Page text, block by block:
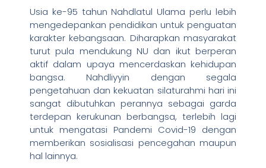
Usia ke-95 tahun Nahdlatul Ulama perlu lebih
mengedepankan pendidikan untuk penguatan
karakter kebangsaan. Diharapkan masyarakat
turut pula mendukung NU dan ikut berperan
aktif dalam upaya mencerdaskan kehidupan
bangsa. Nahdliyyin dengan segala
pengetahuan dan kekuatan silaturahmi hari ini
sangat dibutuhkan perannya sebagai garda
terdepan kerukunan berbangsa, terlebih lagi
untuk mengatasi Pandemi Covid-19 dengan
memberikan sosialisasi pencegahan maupun
hal lainnya.